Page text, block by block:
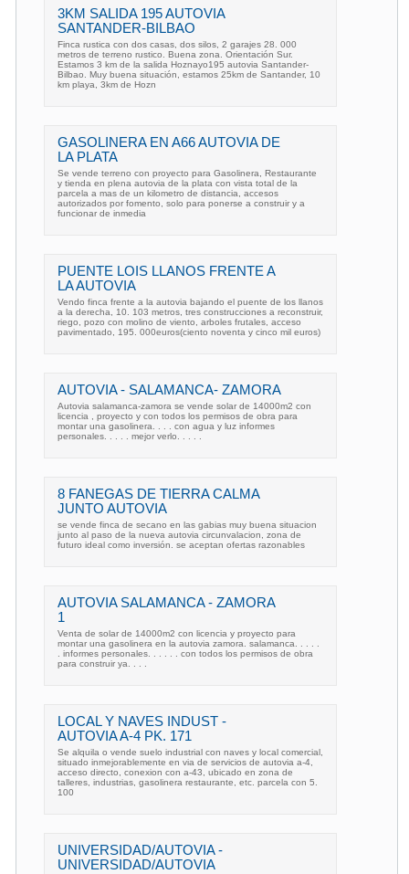
3KM SALIDA 195 AUTOVIA
SANTANDER-BILBAO
Finca rustica con dos casas, dos silos, 2 garajes 28. 000
metros de terreno rustico. Buena zona. Orientación Sur.
Estamos 3 km de la salida Hoznayo195 autovia Santander-
Bilbao. Muy buena situación, estamos 25km de Santander, 10
km playa, 3km de Hozn
GASOLINERA EN A66 AUTOVIA DE
LA PLATA
Se vende terreno con proyecto para Gasolinera, Restaurante
y tienda en plena autovia de la plata con vista total de la
parcela a mas de un kilometro de distancia, accesos
autorizados por fomento, solo para ponerse a construir y a
funcionar de inmedia
PUENTE LOIS LLANOS FRENTE A
LA AUTOVIA
Vendo finca frente a la autovia bajando el puente de los llanos
a la derecha, 10. 103 metros, tres construcciones a reconstruir,
riego, pozo con molino de viento, arboles frutales, acceso
pavimentado, 195. 000euros(ciento noventa y cinco mil euros)
AUTOVIA - SALAMANCA- ZAMORA
Autovia salamanca-zamora se vende solar de 14000m2 con
licencia , proyecto y con todos los permisos de obra para
montar una gasolinera. . . . con agua y luz informes
personales. . . . . mejor verlo. . . . .
8 FANEGAS DE TIERRA CALMA
JUNTO AUTOVIA
se vende finca de secano en las gabias muy buena situacion
junto al paso de la nueva autovia circunvalacion, zona de
futuro ideal como inversión. se aceptan ofertas razonables
AUTOVIA SALAMANCA - ZAMORA
1
Venta de solar de 14000m2 con licencia y proyecto para
montar una gasolinera en la autovia zamora. salamanca. . . . .
. informes personales. . . . . . con todos los permisos de obra
para construir ya. . . .
LOCAL Y NAVES INDUST -
AUTOVIA A-4 PK. 171
Se alquila o vende suelo industrial con naves y local comercial,
situado inmejorablemente en via de servicios de autovia a-4,
acceso directo, conexion con a-43, ubicado en zona de
talleres, industrias, gasolinera restaurante, etc. parcela con 5.
100
UNIVERSIDAD/AUTOVIA -
UNIVERSIDAD/AUTOVIA